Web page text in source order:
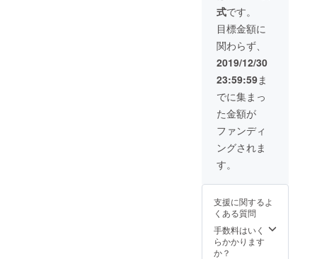
を作り
ます。
※以下の
有効期
限内に
お越し
くださ
い。 ※
有効期
限：
2020年
1月1日
～2020
ルビー
ルを乗
せて、
あなた
のとこ
ろまで
お届け
いたし
ます！
また、
平賀自
らがオ
リジナ
サーブ
ます。
※10L×4
液種 残
さない
量のご
式です。
目標金額に
関わらず、
2019/12/30
23:59:59ま
でに集まっ
た金額が
ファンディ
ングされま
す。
支援に関するよ
くある質問
手数料はいく
らかかります
か？